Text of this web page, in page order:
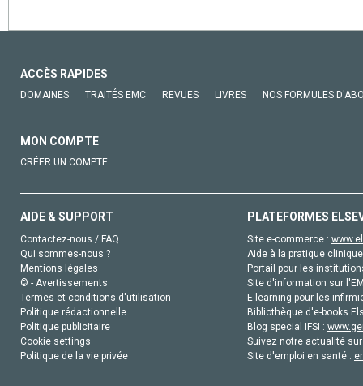
ACCÈS RAPIDES
DOMAINES TRAITÉS EMC REVUES LIVRES NOS FORMULES
MON COMPTE
CRÉER UN COMPTE
AIDE & SUPPORT
Contactez-nous / FAQ
Qui sommes-nous ?
Mentions légales
© - Avertissements
Termes et conditions d'utilisation
Politique rédactionnelle
Politique publicitaire
Cookie settings
Politique de la vie privée
PLATEFORMES
Site e-commerce :
Aide à la pratique
Portail pour les
Site d'information sur
E-learning pour les
Bibliothèque d'e-books
Blog special IFSI :
Suivez notre actualité
Site d'emploi en santé :